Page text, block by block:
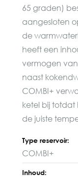
65 graden)
aangesloten
de
heeft een
vermogen van
naast
COMBI+
ketel bij
de juiste
Type reservoir:
COMBI+
Inhoud: